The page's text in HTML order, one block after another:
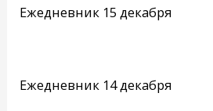
Ежедневник 15 декабря
Ежедневник 14 декабря